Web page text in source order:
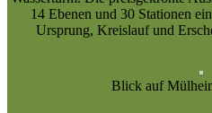
14 Ebenen und 30 Stationen
Ursprung, Kreislauf und
Blick auf